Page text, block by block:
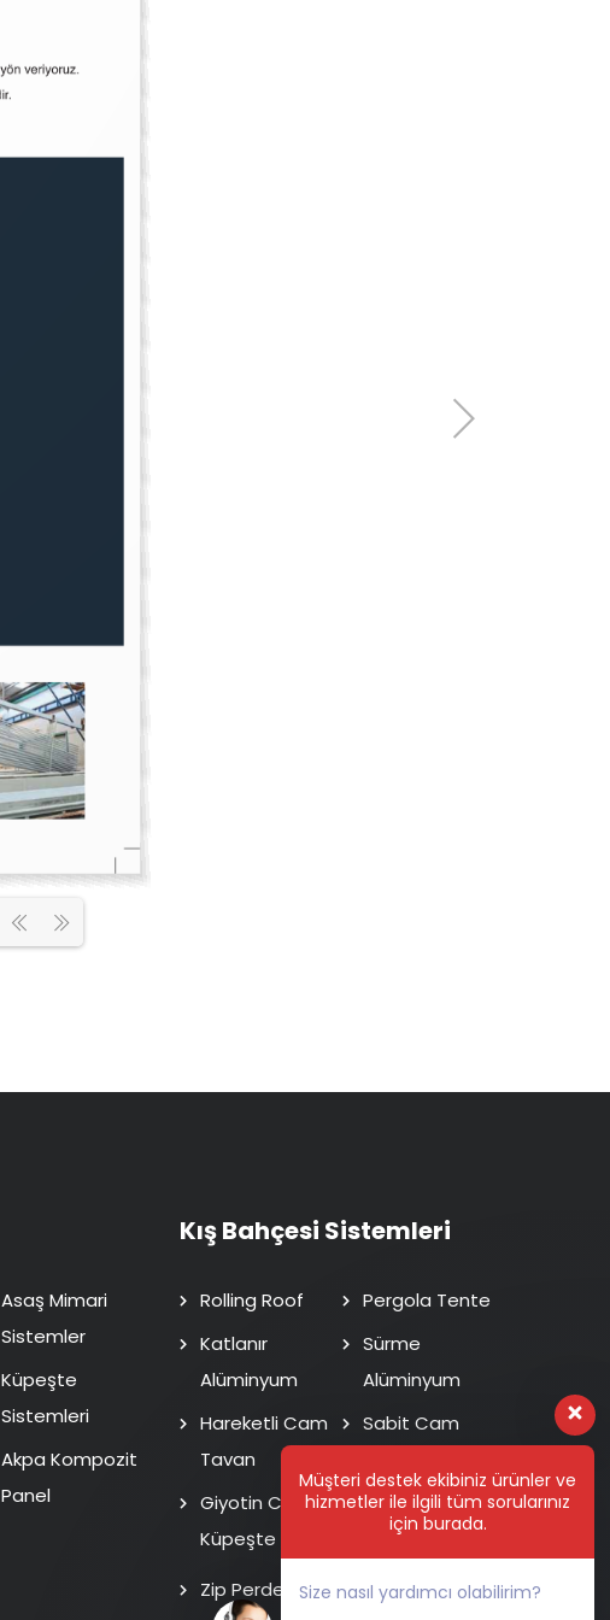
Asaş Mimari
Sistemler
Küpeşte
Sistemleri
Akpa Kompozit
Panel
Kış Bahçesi Sistemleri
Rolling Roof
Pergola Tente
Katlanır
Alüminyum
Sürme
Alüminyum
Hareketli Cam
Tavan
Sabit Cam
Giyotin Cam
Küpeşte
Isı Cam Sürme
Zip Perde
Müşteri destek ekibiniz ürünler ve
hizmetler ile ilgili tüm sorularınız
için burada.
Size nasıl yardımcı olabilirim?